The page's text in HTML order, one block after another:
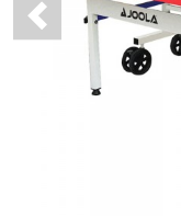
Previous